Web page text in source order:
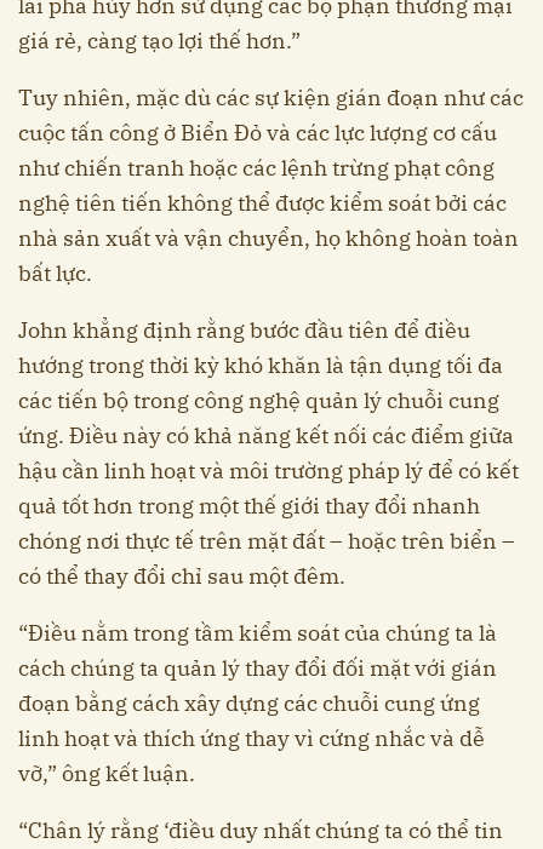
giá rẻ, càng tạo lợi thế hơn.”
Tuy nhiên, mặc dù các sự kiện gián đoạn như các
cuộc tấn công ở Biển Đỏ và các lực lượng cơ cấu
như chiến tranh hoặc các lệnh trừng phạt công
nghệ tiên tiến không thể được kiểm soát bởi các
nhà sản xuất và vận chuyển, họ không hoàn toàn
bất lực.
John khẳng định rằng bước đầu tiên để điều
hướng trong thời kỳ khó khăn là tận dụng tối đa
các tiến bộ trong công nghệ quản lý chuỗi cung
ứng. Điều này có khả năng kết nối các điểm giữa
hậu cần linh hoạt và môi trường pháp lý để có kết
quả tốt hơn trong một thế giới thay đổi nhanh
chóng nơi thực tế trên mặt đất – hoặc trên biển –
có thể thay đổi chỉ sau một đêm.
“Điều nằm trong tầm kiểm soát của chúng ta là
cách chúng ta quản lý thay đổi đối mặt với gián
đoạn bằng cách xây dựng các chuỗi cung ứng
linh hoạt và thích ứng thay vì cứng nhắc và dễ
vỡ,” ông kết luận.
“Chân lý rằng ‘điều duy nhất chúng ta có thể tin